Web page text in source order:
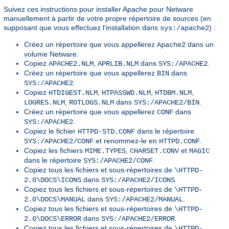
Suivez ces instructions pour installer Apache pour Netware
manuellement à partir de votre propre répertoire de sources (en
supposant que vous effectuez l'installation dans sys:/apache2) :
Créez un répertoire que vous appellerez Apache2 dans un
volume Netware.
Copiez APACHE2.NLM APRLIB.NLM dans SYS:/APACHE2
Créez un répertoire que vous appellerez BIN dans
SYS:/APACHE2
Copiez HTDIGEST.NLM HTPASSWD.NLM HTDBM.NLM
LOGRES.NLM ROTLOGS.NLM dans SYS:/APACHE2/BIN
Créez un répertoire que vous appellerez CONF dans
SYS:/APACHE2
Copiez le fichier HTTPD-STD.CONF dans le répertoire
SYS:/APACHE2/CONF et renommez-le en HTTPD.CONF
Copiez les fichiers MIME.TYPES CHARSET.CONVet MAGIC
dans le répertoire SYS:/APACHE2/CONF
Copiez tous les fichiers et sous-répertoires de \HTTPD-
2.0\DOCS\ICONS dans SYS:/APACHE2/ICONS
Copiez tous les fichiers et sous-répertoires de \HTTPD-
2.0\DOCS\MANUAL dans SYS:/APACHE2/MANUAL
Copiez tous les fichiers et sous-répertoires de \HTTPD-
2.0\DOCS\ERROR dans SYS:/APACHE2/ERROR